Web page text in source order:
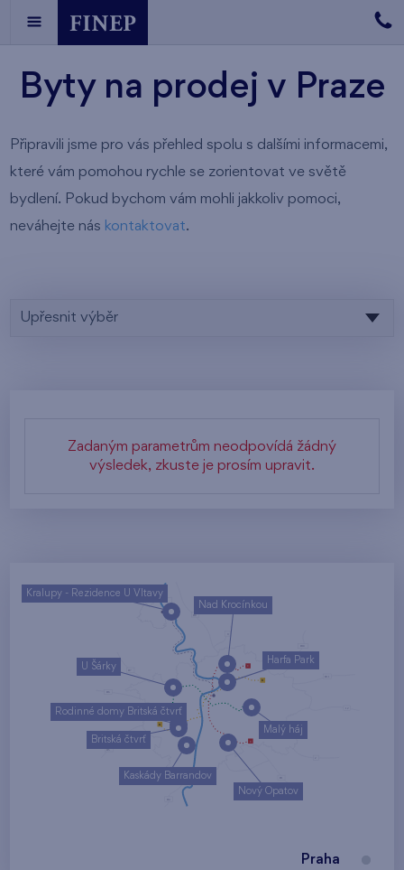
Byty na prodej v Praze
Připravili jsme pro vás přehled spolu s dalšími informacemi,
které vám pomohou rychle se zorientovat ve světě
bydlení. Pokud bychom vám mohli jakkoliv pomoci,
neváhejte nás kontaktovat.
Upřesnit výběr
Zadaným parametrům neodpovídá žádný
výsledek, zkuste je prosím upravit.
Nový Opatov
Malý háj
U Šárky
Kaskády Barrandov
Harfa Park
Nad Krocínkou
Rodinné domy Britská čtvrť
Britská čtvrť
Kralupy - Rezidence U Vltavy
Praha